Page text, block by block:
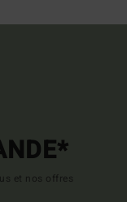
et nos offres